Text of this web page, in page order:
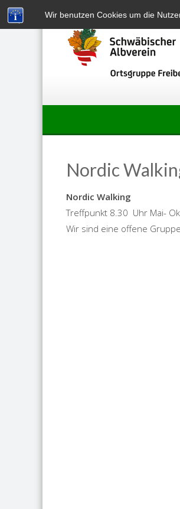
Wir benutzen Cookies um die
Skip
to
Nordic
Nordic Walking
Treffpunkt 8.30 Uhr Mai-
Wir sind eine offene